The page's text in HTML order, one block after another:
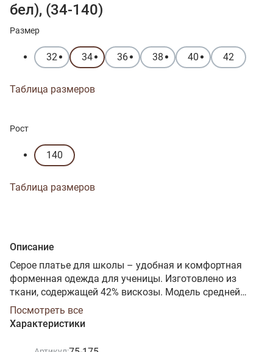
бел), (34-140)
Размер
32 34 36 38 40 42
Таблица размеров
Рост
140
Таблица размеров
Описание
Серое платье для школы – удобная и комфортная
форменная одежда для ученицы. Изготовлено из
ткани, содержащей 42% вискозы. Модель средней
длины, с отрезной линией талии, с внутренними
карманами в боковых швах юбки, с длинными
прямыми рукавами и воротником стойкой. На спинке
длинная застежка-молния, аккуратно вшитая в
Посмотреть все
Характеристики